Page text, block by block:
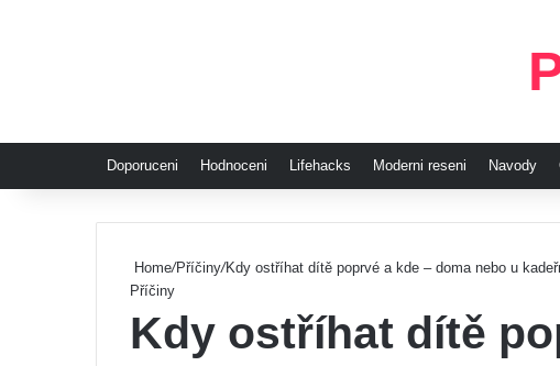
Doporuceni Hodnoceni Lifehacks Moderni reseni Navody
Home/Příčiny/Kdy ostříhat dítě poprvé a kde – doma nebo u
Příčiny
Kdy ostříhat dítě